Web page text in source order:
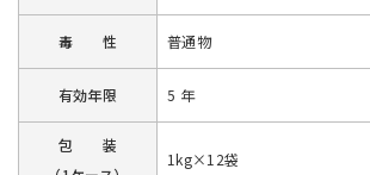
毒 性 普通物
有効年限 5 年
包 装
1kg×12袋